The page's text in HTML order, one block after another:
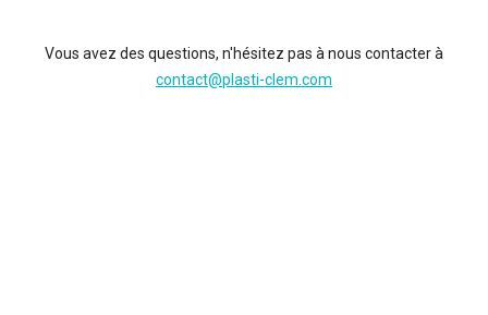
Vous avez des questions, n'hésitez pas à nous contacter à
contact@plasti-clem.com